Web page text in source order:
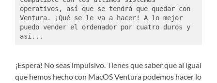
operativos, así que se tendrá que quedar con
Ventura. ¡Qué se le va a hacer! A lo mejor
puedo vender el ordenador por cuatro duros y
así...
¡Espera! No seas impulsivo. Tienes que saber que al igual
que hemos hecho con MacOS Ventura podemos hacer lo